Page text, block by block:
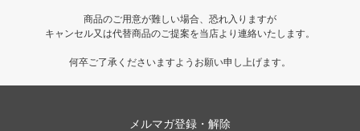
商品のご用意が難しい場合、恐れ入りますが
キャンセル又は代替商品のご提案を当店より連絡いたします。
何卒ご了承くださいますようお願い申し上げます。
メルマガ登録・解除